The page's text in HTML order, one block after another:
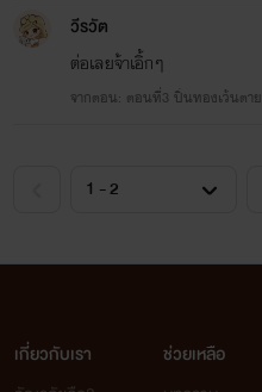
วีรวัต
ต่อเลยจ้าเอิ้กๆ
จากตอน: ตอนที่3 ปิ่นทองเว้นตาย
เกี่ยวกับเรา
ช่วยเหลือ